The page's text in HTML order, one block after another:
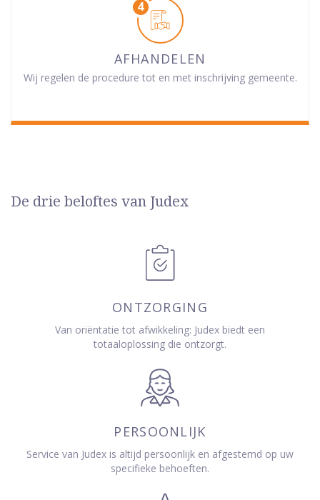
AFHANDELEN
Wij regelen de procedure tot en met inschrijving gemeente.
De drie beloftes van Judex
ONTZORGING
Van oriëntatie tot afwikkeling: Judex biedt een
totaaloplossing die ontzorgt.
PERSOONLIJK
Service van Judex is altijd persoonlijk en afgestemd op uw
specifieke behoeften.